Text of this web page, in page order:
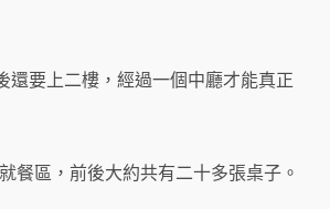
還要上二樓，經過一個中廳才能真正
餐區，前後大約共有二十多張桌子。